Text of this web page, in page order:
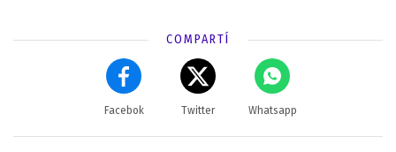
COMPARTÍ
Facebok Twitter Whatsapp